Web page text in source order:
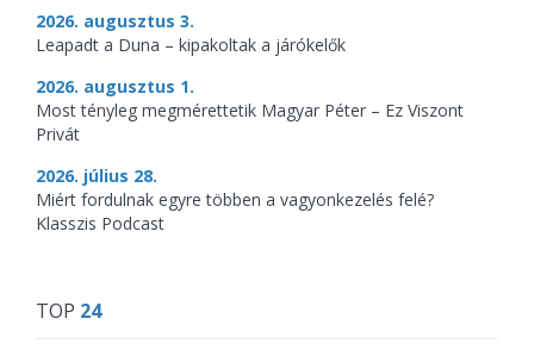
2026. augusztus 3.
Leapadt a Duna – kipakoltak a járókelők
2026. augusztus 1.
Most tényleg megmérettetik Magyar Péter – Ez Viszont
Privát
2026. július 28.
Miért fordulnak egyre többen a vagyonkezelés felé?
Klasszis Podcast
TOP 24